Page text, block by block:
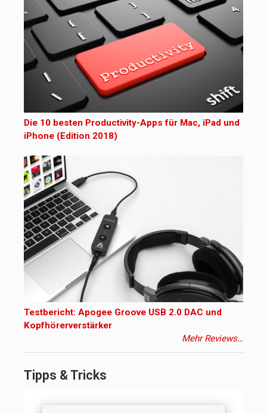
Die 10 besten Productivity-Apps für Mac, iPad und
iPhone (Edition 2018)
Testbericht: Apogee Groove USB 2.0 DAC und
Kopfhörerverstärker
Mehr Reviews…
Tipps & Tricks